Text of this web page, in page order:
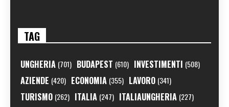
TAG
UNGHERIA (701) BUDAPEST (610) INVESTIMENTI (508)
AZIENDE (420) ECONOMIA (355) LAVORO (341)
TURISMO (262) ITALIA (247) ITALIAUNGHERIA (227)